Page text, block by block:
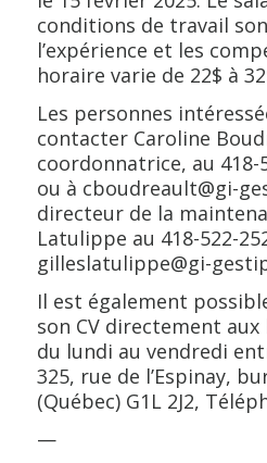
conditions de travail
l’expérience et les
horaire varie de 22$ à
Les personnes
contacter Caroline
coordonnatrice, au 418-
ou à cboudreault@gi-
directeur de la
Latulippe au 418-522-
gilleslatulippe@gi-
Il est également
son CV directement
du lundi au vendredi
325, rue de l’Espinay,
(Québec) G1L 2J2,
—